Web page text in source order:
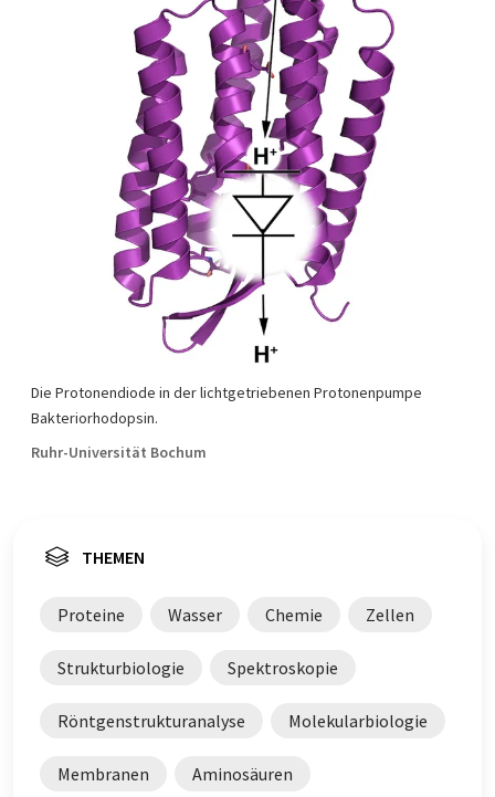
Die Protonendiode in der lichtgetriebenen Protonenpumpe
Bakteriorhodopsin.
Ruhr-Universität Bochum
THEMEN
Proteine Wasser Chemie Zellen
Strukturbiologie Spektroskopie
Röntgenstrukturanalyse Molekularbiologie
Membranen Aminosäuren